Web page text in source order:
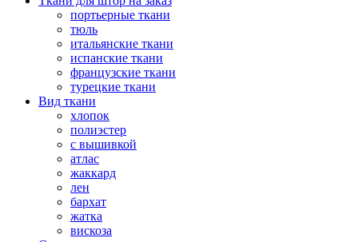
портьерные ткани
тюль
итальянские ткани
испанские ткани
французские ткани
турецкие ткани
Вид ткани
хлопок
полиэстер
с вышивкой
атлас
жаккард
лен
бархат
жатка
вискоза